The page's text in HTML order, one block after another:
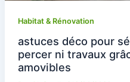
Habitat & Rénovation
astuces déco pour
percer ni travaux
amovibles